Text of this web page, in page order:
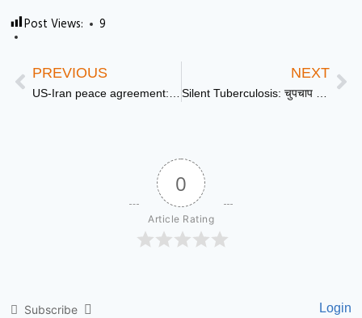
Post Views: 9
PREVIOUS
US-Iran peace agreement: MoU पर दोनों देशों ने किए साइन, Trump और Pezeshkian की डील से थमेगी जंग?
NEXT
Silent Tuberculosis: चुपचाप फैल रही ‘साइलेंट टीबी’! पूर्वोत्तर में 14 हजार से ज्यादा मरीजों में नहीं दिखे कोई लक्षण
0
Article Rating
Subscribe Login